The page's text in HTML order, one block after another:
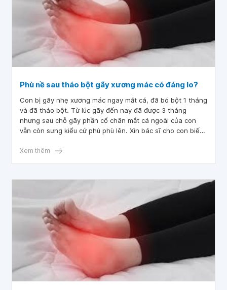
Phù nề sau tháo bột gãy xương mác có đáng lo?
Con bị gãy nhẹ xương mác ngay mắt cá, đã bó bột 1 tháng
và đã tháo bột. Từ lúc gãy đến nay đã được 3 tháng
nhưng sau chỗ gãy phần cổ chân mắt cá ngoài của con
vẫn còn sưng kiểu cứ phù phù lên. Xin bác sĩ cho con biết
ạ? Cảm.ơn bác sĩ!
Xem thêm